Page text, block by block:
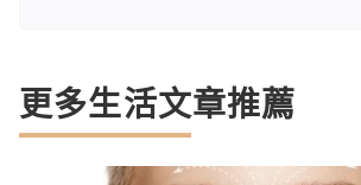
更多生活文章推薦